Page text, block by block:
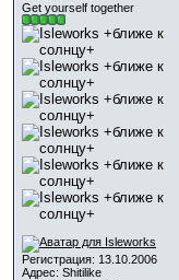
Get yourself together
Регистрация: 13.10.2006
Адрес: Shitilike